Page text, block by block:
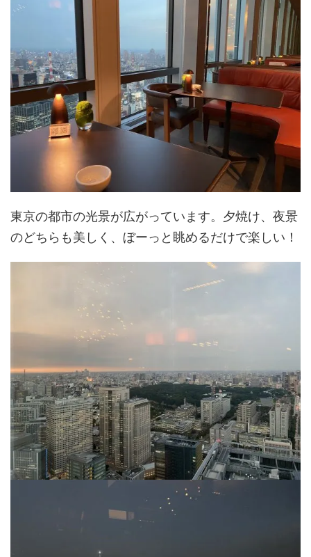
東京の都市の光景が広がっています。夕焼け、夜景
のどちらも美しく、ぼーっと眺めるだけで楽しい！